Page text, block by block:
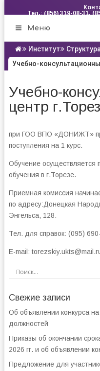
Тел.: (856) 319-08-31,
Меню
Институт
Структура
Учебно-
Учебно-
центр г.Торез
при ГОО ВПО «ДОНИЖТ»
поступления на 1 курс.
Обучение осуществляется
обучения в г.Торезе.
Приемная комиссия
по адресу:Донецкая
Энгельса, 128.
Тел. для справок: (095)
E-mail:
Свежие записи
Об объявлении конкурса
должностей
Приказы об окончании
2026 гг. и об объявлении
Предложение для